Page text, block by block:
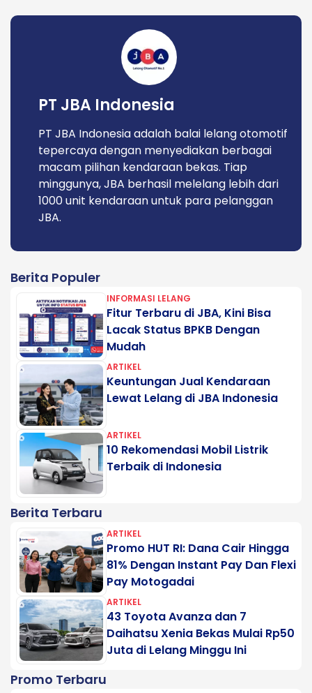
PT JBA Indonesia
PT JBA Indonesia adalah balai lelang otomotif
tepercaya dengan menyediakan berbagai
macam pilihan kendaraan bekas. Tiap
minggunya, JBA berhasil melelang lebih dari
1000 unit kendaraan untuk para pelanggan
JBA.
Berita Populer
INFORMASI LELANG
Fitur Terbaru di JBA, Kini Bisa
Lacak Status BPKB Dengan
Mudah
ARTIKEL
Keuntungan Jual Kendaraan
Lewat Lelang di JBA Indonesia
ARTIKEL
10 Rekomendasi Mobil Listrik
Terbaik di Indonesia
Berita Terbaru
ARTIKEL
Promo HUT RI: Dana Cair Hingga
81% Dengan Instant Pay Dan Flexi
Pay Motogadai
ARTIKEL
43 Toyota Avanza dan 7
Daihatsu Xenia Bekas Mulai Rp50
Juta di Lelang Minggu Ini
Promo Terbaru